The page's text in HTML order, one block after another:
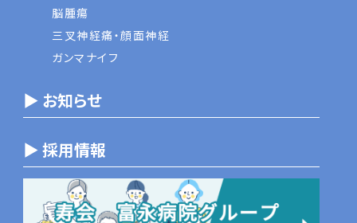
脳腫瘍
三叉神経痛・顔面神経
ガンマナイフ
▶ お知らせ
▶ 採用情報